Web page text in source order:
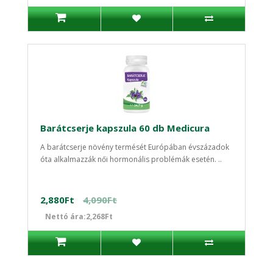
Barátcserje kapszula 60 db Medicura
A barátcserje növény termését Európában évszázadok
óta alkalmazzák női hormonális problémák esetén. ..
2,880Ft 4,090Ft
Nettó ára:2,268Ft